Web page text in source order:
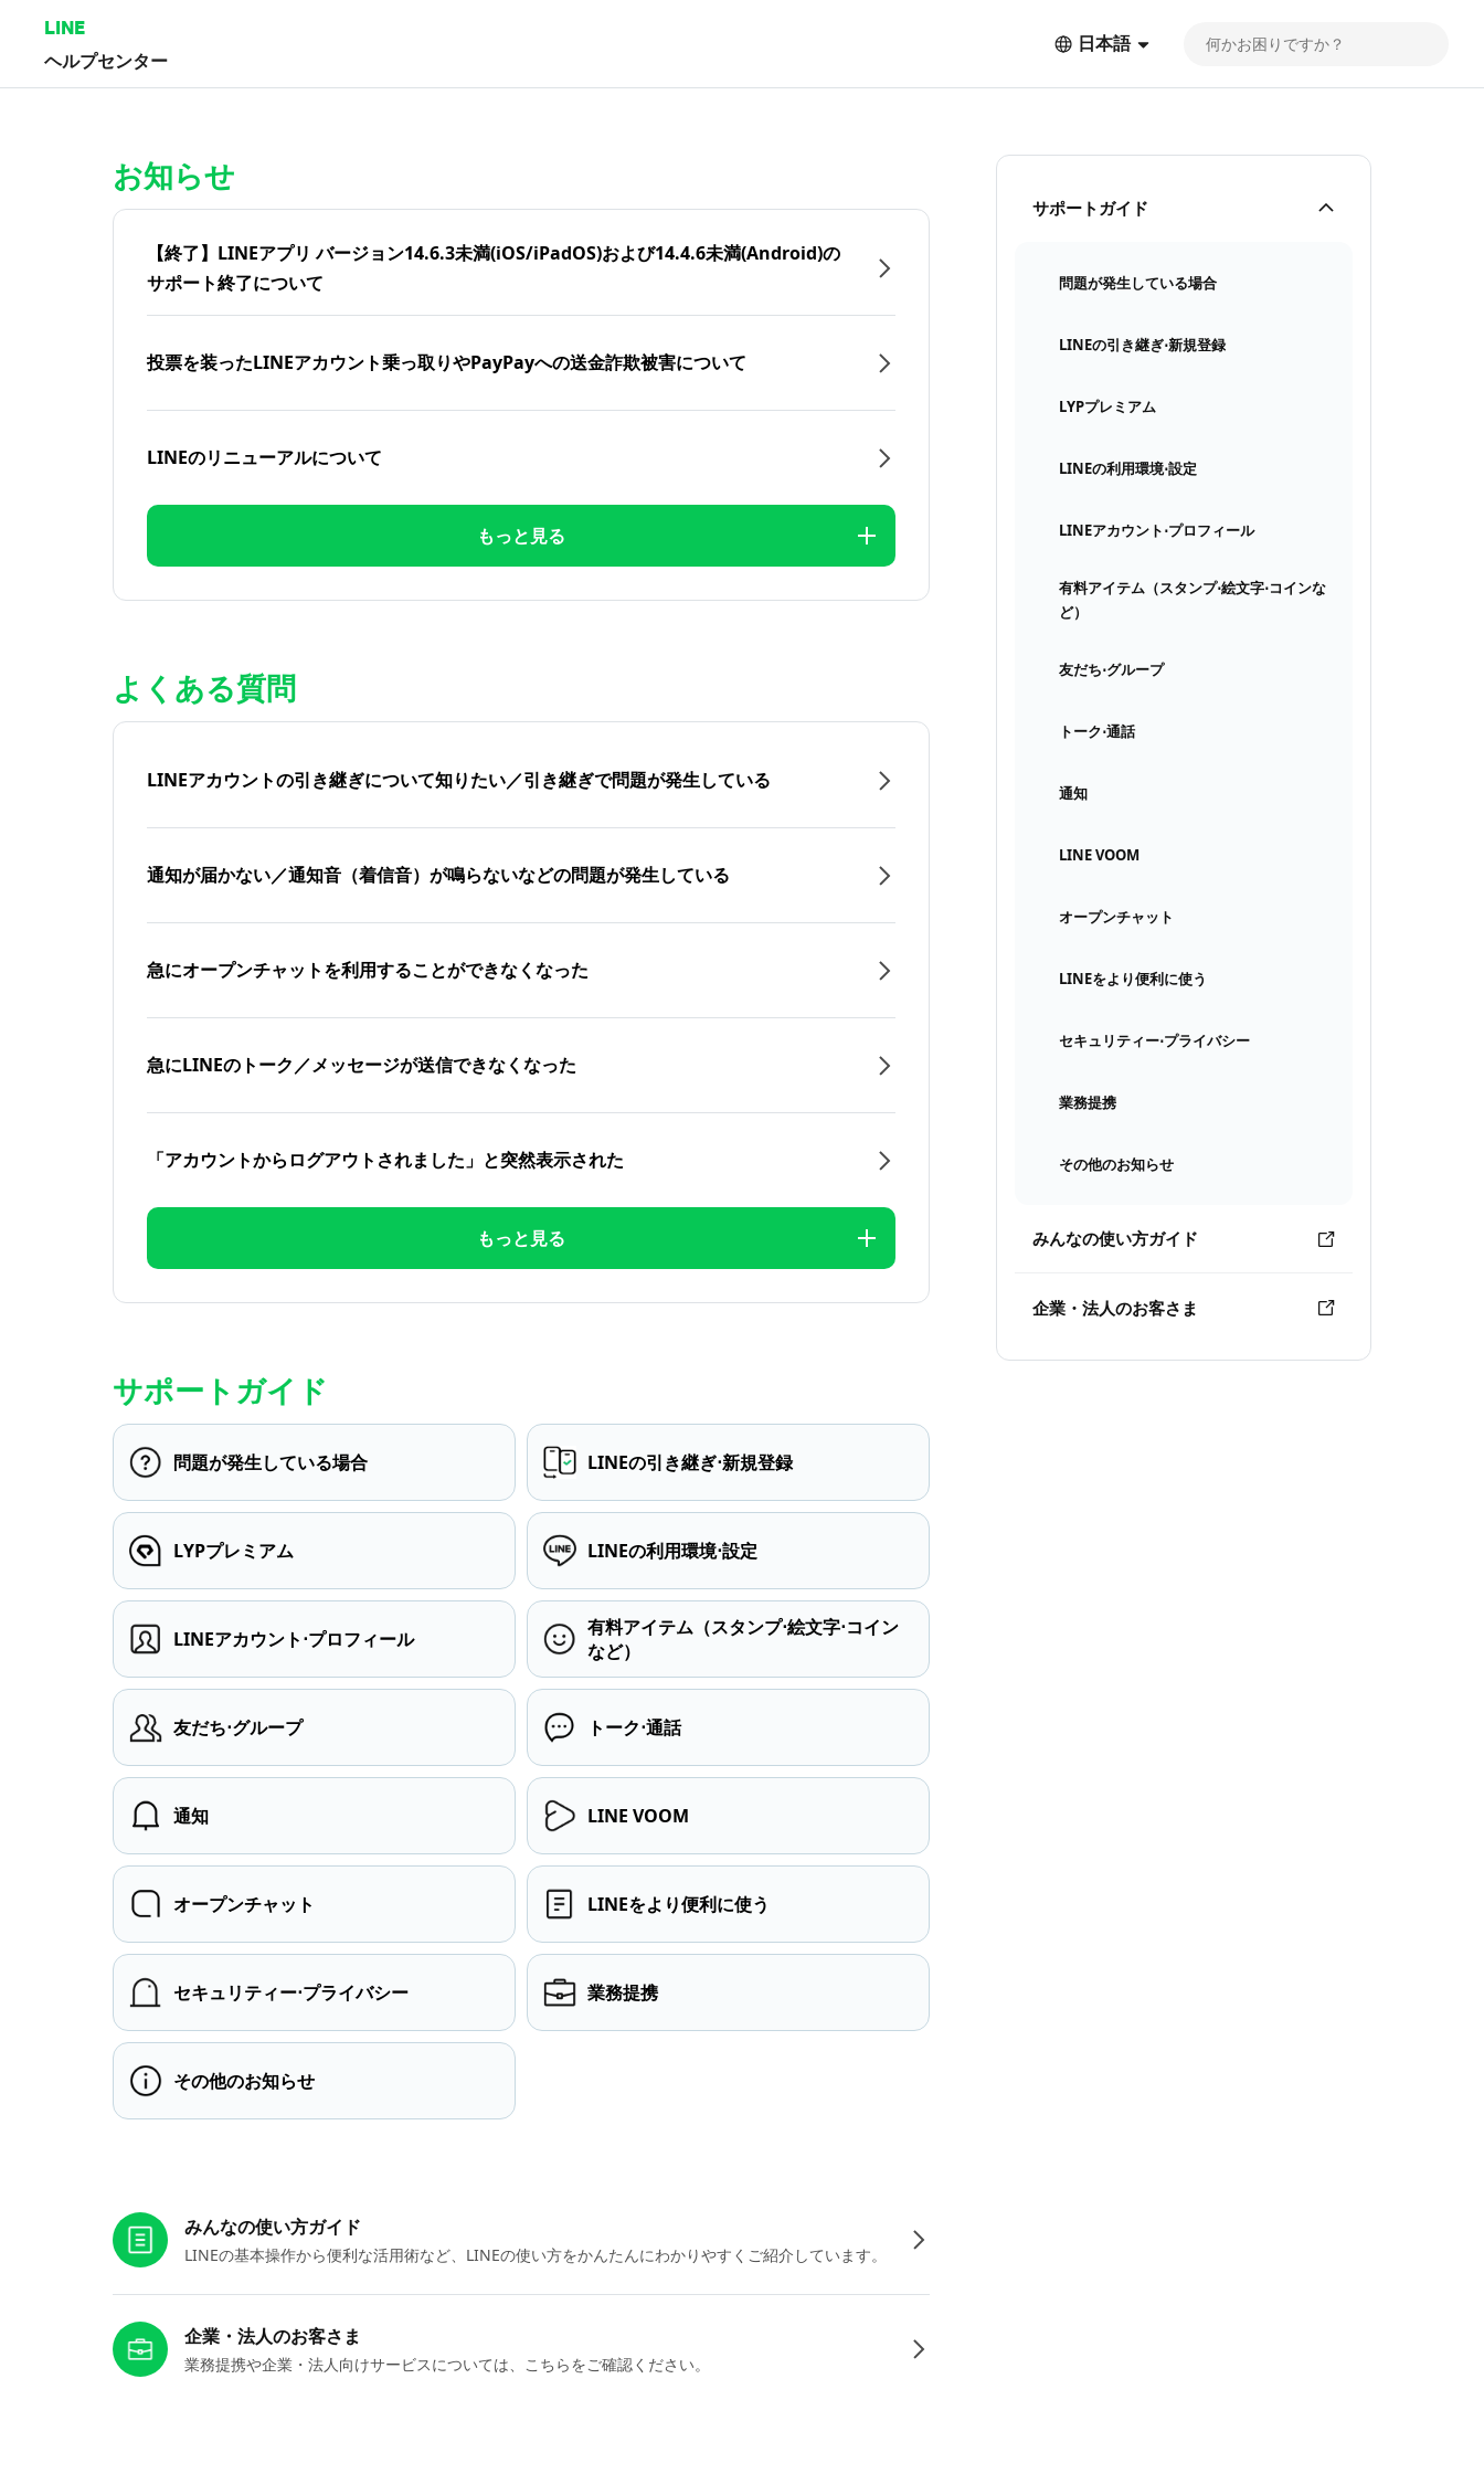
LINE
ヘルプセンター
日本語
サポートガイド
問題が発生している場合
LINEの引き継ぎ⋅新規登録
LYPプレミアム
LINEの利用環境⋅設定
LINEアカウント⋅プロフィール
有料アイテム（スタンプ⋅絵文字⋅コインな
ど）
友だち⋅グループ
トーク⋅通話
通知
LINE VOOM
オープンチャット
LINEをより便利に使う
セキュリティー⋅プライバシー
業務提携
その他のお知らせ
みんなの使い方ガイド
企業・法人のお客さま
お知らせ
【終了】LINEアプリ バージョン14.6.3未満(iOS/iPadOS)および14.4.6未満(Android)の
サポート終了について
投票を装ったLINEアカウント乗っ取りやPayPayへの送金詐欺被害について
LINEのリニューアルについて
もっと見る
よくある質問
LINEアカウントの引き継ぎについて知りたい／引き継ぎで問題が発生している
通知が届かない／通知音（着信音）が鳴らないなどの問題が発生している
急にオープンチャットを利用することができなくなった
急にLINEのトーク／メッセージが送信できなくなった
「アカウントからログアウトされました」と突然表示された
もっと見る
サポートガイド
問題が発生している場合 LINEの引き継ぎ⋅新規登録
LYPプレミアム LINEの利用環境⋅設定
LINEアカウント⋅プロフィール
有料アイテム（スタンプ⋅絵文字⋅コイン
など）
友だち⋅グループ トーク⋅通話
通知 LINE VOOM
オープンチャット LINEをより便利に使う
セキュリティー⋅プライバシー 業務提携
その他のお知らせ
みんなの使い方ガイド
LINEの基本操作から便利な活用術など、LINEの使い方をかんたんにわかりやすくご紹介しています。
企業・法人のお客さま
業務提携や企業・法人向けサービスについては、こちらをご確認ください。